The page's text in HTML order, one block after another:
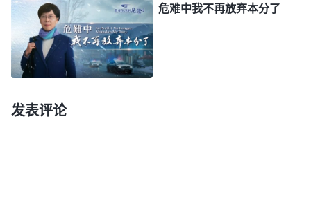
感那么重？你为什么喜欢那些不义的东西、喜欢那些
恶？你喜欢这些东西的根据是什么？这些东西是从哪
里来的？你为什么能喜欢接受这些东西？现在你们已
经明白了，主要就是有撒但的毒素在人里面。撒但的
么活着？人该为什么活着？’人都会回答说‘人不为
危难中我不再放弃本分了
发表评论